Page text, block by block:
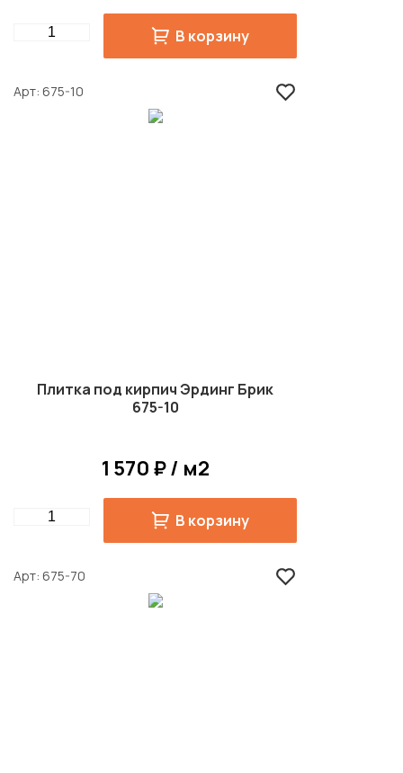
Quantity В корзину
Арт 675-10
Плитка под кирпич Эрдинг Брик
675-10
1 570 ₽ / м2
Quantity В корзину
Арт 675-70